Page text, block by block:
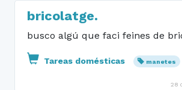
bricolatge.
busco algú que faci feines de
Tareas domésticas manetes
28